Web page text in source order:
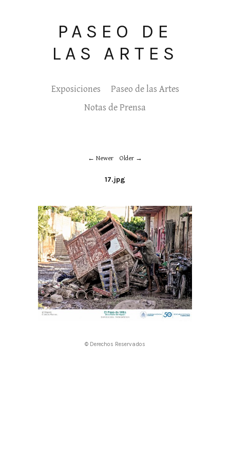
PASEO DE
LAS ARTES
Exposiciones
Paseo de las Artes
Notas de Prensa
Newer Older
17.jpg
© Derechos Reservados